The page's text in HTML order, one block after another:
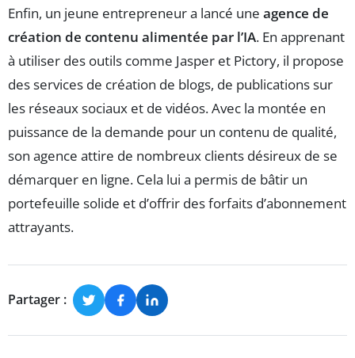
Enfin, un jeune entrepreneur a lancé une agence de
création de contenu alimentée par l’IA. En apprenant
à utiliser des outils comme Jasper et Pictory, il propose
des services de création de blogs, de publications sur
les réseaux sociaux et de vidéos. Avec la montée en
puissance de la demande pour un contenu de qualité,
son agence attire de nombreux clients désireux de se
démarquer en ligne. Cela lui a permis de bâtir un
portefeuille solide et d’offrir des forfaits d’abonnement
attrayants.
Partager :